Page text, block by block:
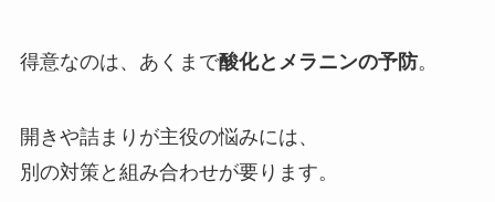
得意なのは、あくまで酸化とメラニンの予防。
開きや詰まりが主役の悩みには、
別の対策と組み合わせが要ります。